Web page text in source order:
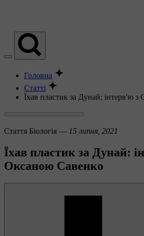
Головна
Статті
Їхав пластик за Дунай: інтерв'ю
Стаття Біологія — 15 липня, 2021
Їхав пластик за Дунай:
Оксаною Савенко